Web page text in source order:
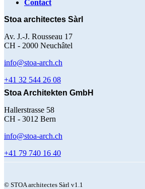
principale
Contact
Stoa architectes Sàrl
Av. J.-J. Rousseau 17
CH - 2000 Neuchâtel
info@stoa-arch.ch
+41 32 544 26 08
Stoa Architekten GmbH
Hallerstrasse 58
CH - 3012 Bern
info@stoa-arch.ch
+41 79 740 16 40
© STOA architectes Sàrl v1.1